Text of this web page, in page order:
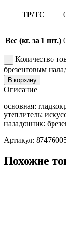
ТР/ТС
Вес (кг. за 1 шт.)
Количество
брезентовым
В корзину
Описание
основная:
утеплитель:
наладонник:
Артикул:
Похожие